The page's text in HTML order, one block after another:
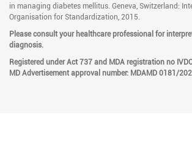
in managing diabetes mellitus. Geneva, Switzerland:
Organisation for Standardization, 2015.
Please consult your healthcare professional for
diagnosis.
Registered under Act 737 and MDA registration no
MD Advertisement approval number: MDAMD 0181/